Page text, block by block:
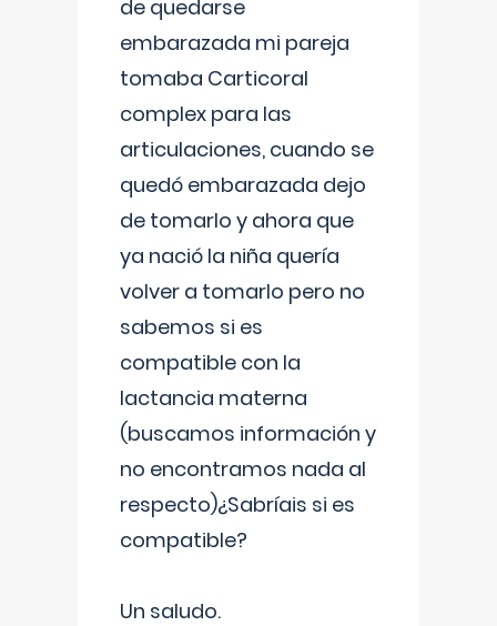
de quedarse
embarazada mi pareja
tomaba Carticoral
complex para las
articulaciones, cuando se
quedó embarazada dejo
de tomarlo y ahora que
ya nació la niña quería
volver a tomarlo pero no
sabemos si es
compatible con la
lactancia materna
(buscamos información y
no encontramos nada al
respecto)¿Sabríais si es
compatible?
Un saludo.